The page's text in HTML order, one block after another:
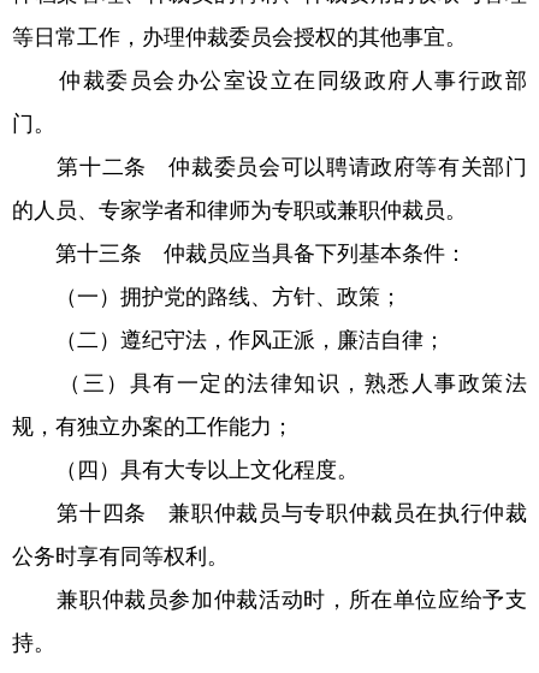
等日常工作，办理仲裁委员会授权的其他事宜。
仲裁委员会办公室设立在同级政府人事行政部
门。
第十二条 仲裁委员会可以聘请政府等有关部门
的人员、专家学者和律师为专职或兼职仲裁员。
第十三条 仲裁员应当具备下列基本条件：
（一）拥护党的路线、方针、政策；
（二）遵纪守法，作风正派，廉洁自律；
（三）具有一定的法律知识，熟悉人事政策法
规，有独立办案的工作能力；
（四）具有大专以上文化程度。
第十四条 兼职仲裁员与专职仲裁员在执行仲裁
公务时享有同等权利。
兼职仲裁员参加仲裁活动时，所在单位应给予支
持。